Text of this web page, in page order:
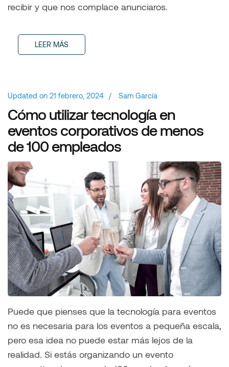
recibir y que nos complace anunciaros.
LEER MÁS
Updated on 21 febrero, 2024 / Sam García
Cómo utilizar tecnología en
eventos corporativos de menos
de 100 empleados
Puede que pienses que la tecnología para eventos
no es necesaria para los eventos a pequeña escala,
pero esa idea no puede estar más lejos de la
realidad. Si estás organizando un evento